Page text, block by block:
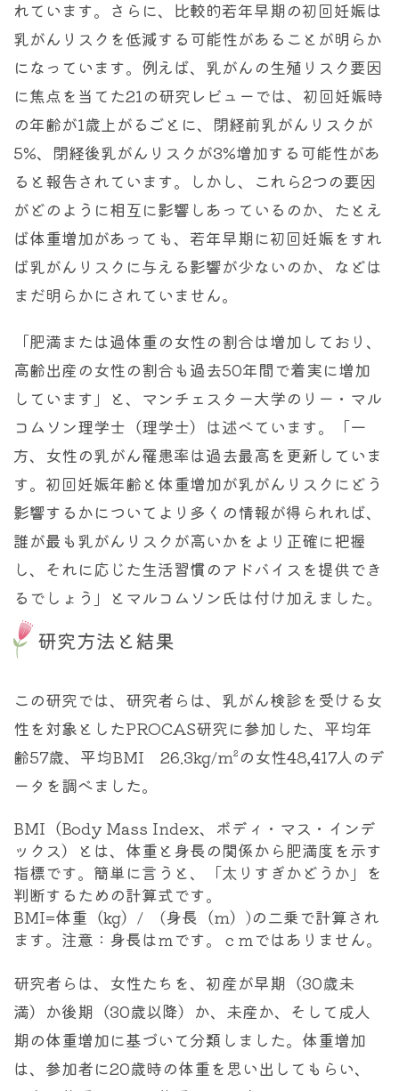
れています。さらに、比較的若年早期の初回妊娠は
乳がんリスクを低減する可能性があることが明らか
になっています。例えば、乳がんの生殖リスク要因
に焦点を当てた21の研究レビューでは、初回妊娠時
の年齢が1歳上がるごとに、閉経前乳がんリスクが
5%、閉経後乳がんリスクが3%増加する可能性があ
ると報告されています。しかし、これら2つの要因
がどのように相互に影響しあっているのか、たとえ
ば体重増加があっても、若年早期に初回妊娠をすれ
ば乳がんリスクに与える影響が少ないのか、などは
まだ明らかにされていません。
「肥満または過体重の女性の割合は増加しており、
高齢出産の女性の割合も過去50年間で着実に増加
しています」と、マンチェスター大学のリー・マル
コムソン理学士（理学士）は述べています。「一
方、女性の乳がん罹患率は過去最高を更新していま
す。初回妊娠年齢と体重増加が乳がんリスクにどう
影響するかについてより多くの情報が得られれば、
誰が最も乳がんリスクが高いかをより正確に把握
し、それに応じた生活習慣のアドバイスを提供でき
るでしょう」とマルコムソン氏は付け加えました。
研究方法と結果
この研究では、研究者らは、乳がん検診を受ける女
性を対象としたPROCAS研究に参加した、平均年
齢57歳、平均BMI 26.3kg/m²の女性48,417人のデ
ータを調べました。
BMI（Body Mass Index、ボディ・マス・インデ
ックス）とは、体重と身長の関係から肥満度を示す
指標です。簡単に言うと、「太りすぎかどうか」を
判断するための計算式です。
BMI=体重（kg）/ (身長（m） )の二乗で計算され
ます。注意：身長はｍです。ｃｍではありません。
研究者らは、女性たちを、初産が早期（30歳未
満）か後期（30歳以降）か、未産か、そして成人
期の体重増加に基づいて分類しました。体重増加
は、参加者に20歳時の体重を思い出してもらい、